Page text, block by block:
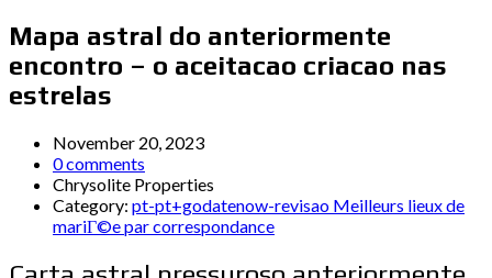
Mapa astral do anteriormente
encontro – o aceitacao criacao nas
estrelas
November 20, 2023
0 comments
Chrysolite Properties
Category: pt-pt+godatenow-revisao Meilleurs lieux de
mariГ©e par correspondance